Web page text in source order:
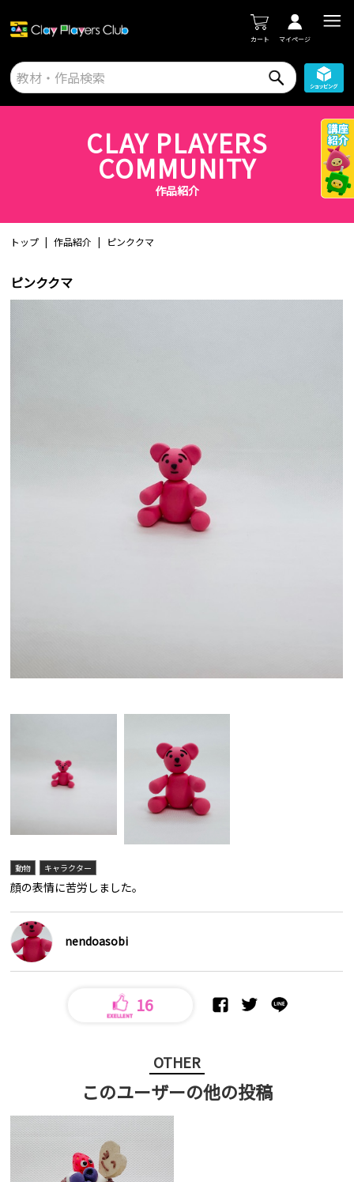
カート マイページ
CLAY PLAYERS
COMMUNITY
作品紹介
トップ 作品紹介 ピンククマ
ピンククマ
動物 キャラクター
顔の表情に苦労しました。
nendoasobi
16
OTHER
このユーザーの他の投稿